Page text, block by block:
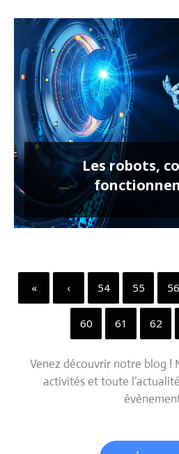
Les robots,
« ‹ 54 55 56
60 61 62
Venez découvrir notre blog !
activités et toute